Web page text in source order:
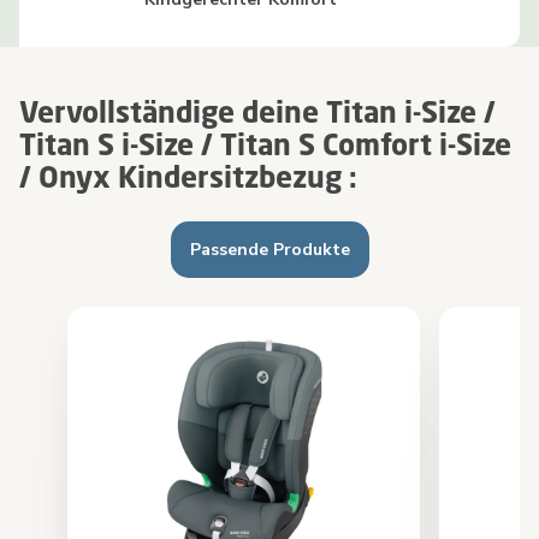
Vervollständige deine Titan i-Size /
Titan S i-Size / Titan S Comfort i-Size
/ Onyx Kindersitzbezug :
Passende Produkte